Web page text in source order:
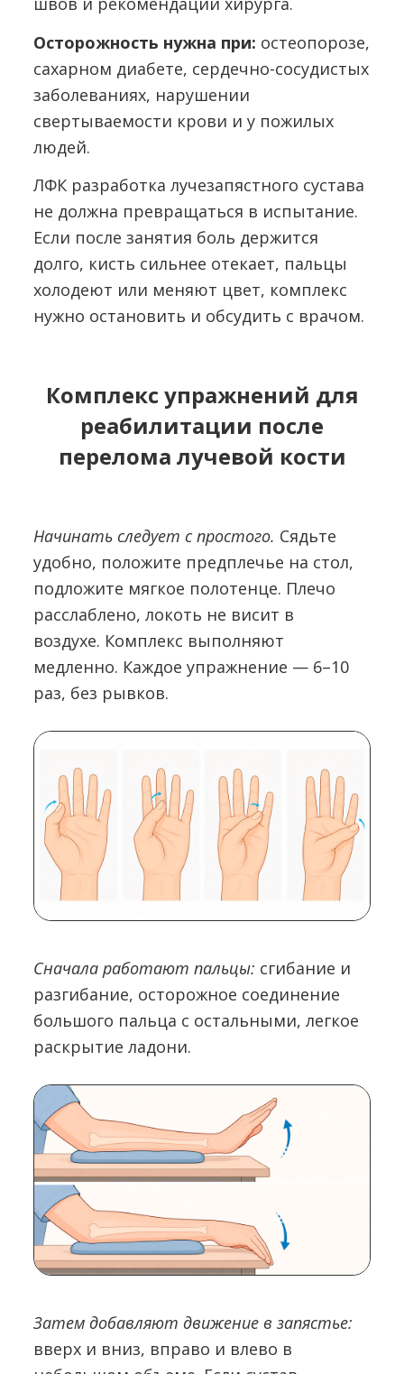
Осторожность нужна при: остеопорозе,
сахарном диабете, сердечно-сосудистых
заболеваниях, нарушении
свертываемости крови и у пожилых
людей.
ЛФК разработка лучезапястного сустава
не должна превращаться в испытание.
Если после занятия боль держится
долго, кисть сильнее отекает, пальцы
холодеют или меняют цвет, комплекс
нужно остановить и обсудить с врачом.
Комплекс упражнений для
реабилитации после
перелома лучевой кости
Начинать следует с простого. Сядьте
удобно, положите предплечье на стол,
подложите мягкое полотенце. Плечо
расслаблено, локоть не висит в
воздухе. Комплекс выполняют
медленно. Каждое упражнение — 6–10
раз, без рывков.
Сначала работают пальцы: сгибание и
разгибание, осторожное соединение
большого пальца с остальными, легкое
раскрытие ладони.
Затем добавляют движение в запястье:
вверх и вниз, вправо и влево в